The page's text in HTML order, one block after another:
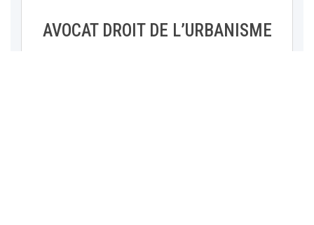
AVOCAT DROIT DE L’URBANISME